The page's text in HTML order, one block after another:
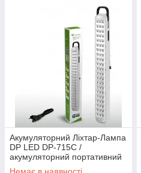
Акумуляторний Ліхтар-Лампа
DP LED DP-715C /
акумуляторний портативний
світильник / акумуляторна